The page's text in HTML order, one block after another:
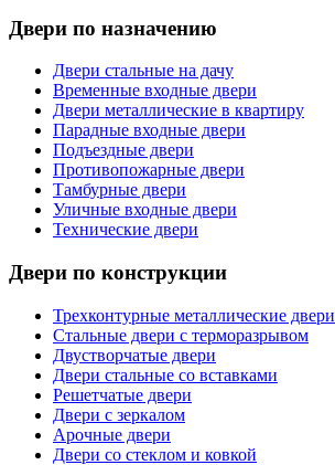
Двери по назначению
Двери стальные на дачу
Временные входные двери
Двери металлические в квартиру
Парадные входные двери
Подъездные двери
Противопожарные двери
Тамбурные двери
Уличные входные двери
Технические двери
Двери по конструкции
Трехконтурные металлические двери
Стальные двери с терморазрывом
Двустворчатые двери
Двери стальные со вставками
Решетчатые двери
Двери с зеркалом
Арочные двери
Двери со стеклом и ковкой